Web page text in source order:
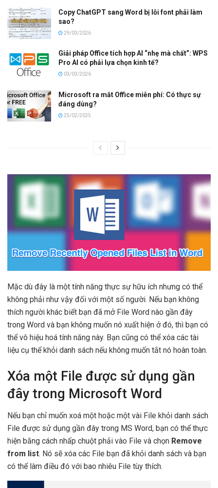
Copy ChatGPT sang Word bị lỗi font phải làm
sao?
29/03/2026
Giải pháp Office tích hợp AI “nhẹ mà chất”: WPS
Pro AI có phải lựa chọn kinh tế?
03/03/2026
Microsoft ra mắt Office miễn phí: Có thực sự
đáng dùng?
25/02/2025
Mặc dù đây là một tính năng thực sự hữu ích nhưng có thể
không phải như vậy đối với một số người. Nếu bạn không
thích người khác biết bạn đã mở File Word nào gần đây
trong Word và bạn không muốn nó xuất hiện ở đó, thì bạn có
thể vô hiệu hoá tính năng này. Bạn cũng có thể xóa các tài
liệu cụ thể khỏi danh sách nếu không muốn tắt nó hoàn toàn.
Xóa một File được sử dụng gần
đây trong Microsoft Word
Nếu bạn chỉ muốn xoá một hoặc một vài File khỏi danh sách
File được sử dụng gần đây trong MS Word, bạn có thể thực
hiện bằng cách nhấp chuột phải vào File và chọn Remove
from list. Nó sẽ xóa các File bạn đã khỏi danh sách và bạn
có thể làm điều đó với bao nhiêu File tùy thích.